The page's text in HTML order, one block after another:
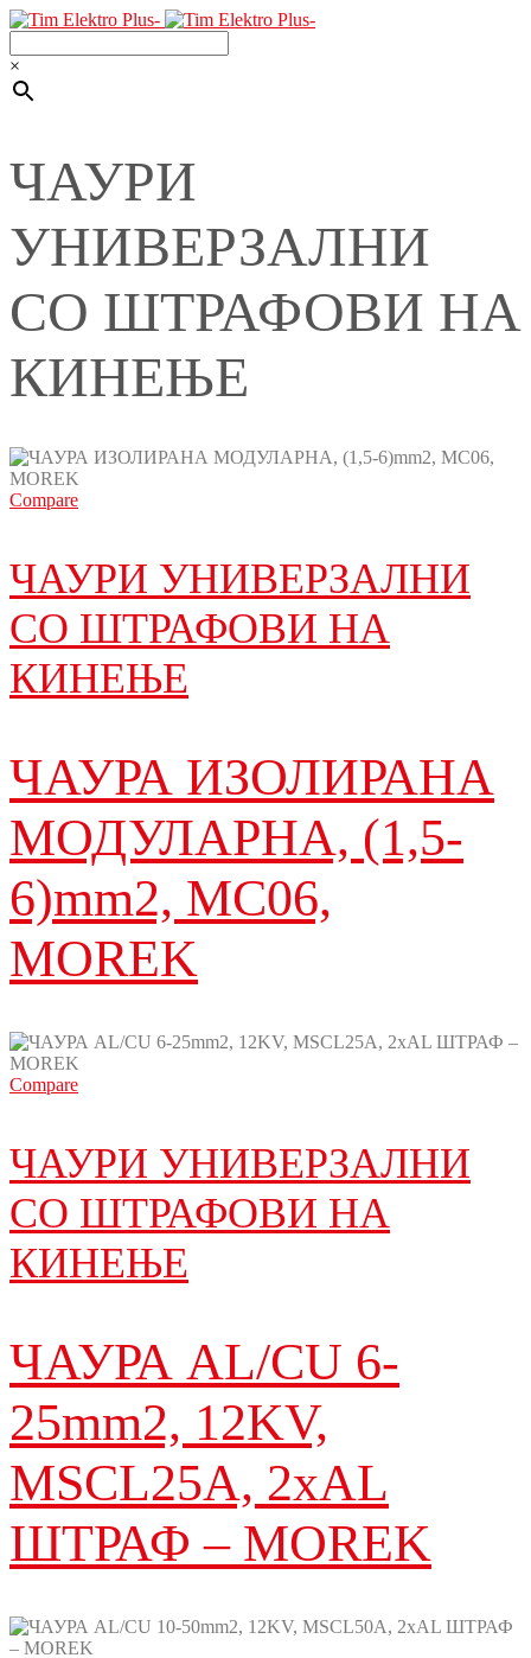
×
ЧАУРИ
УНИВЕРЗАЛНИ
СО ШТРАФОВИ НА
КИНЕЊЕ
Compare
ЧАУРИ УНИВЕРЗАЛНИ
СО ШТРАФОВИ НА
КИНЕЊЕ
ЧАУРА ИЗОЛИРАНА
МОДУЛАРНА, (1,5-
6)mm2, MC06,
MOREK
Compare
ЧАУРИ УНИВЕРЗАЛНИ
СО ШТРАФОВИ НА
КИНЕЊЕ
ЧАУРА AL/CU 6-
25mm2, 12KV,
MSCL25A, 2xAL
ШТРАФ – MOREK